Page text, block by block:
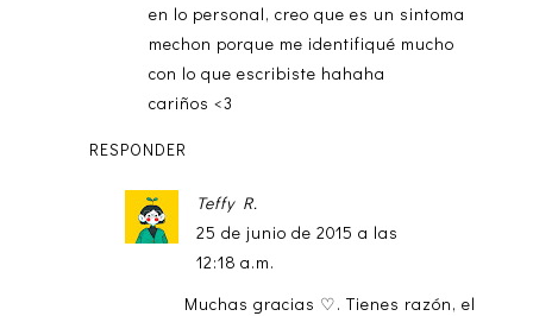
en lo personal, creo que es un sintoma
mechon porque me identifiqué mucho
con lo que escribiste hahaha
cariños <3
RESPONDER
Teffy R.
25 de junio de 2015 a las
12:18 a.m.
Muchas gracias ♡. Tienes razón, el